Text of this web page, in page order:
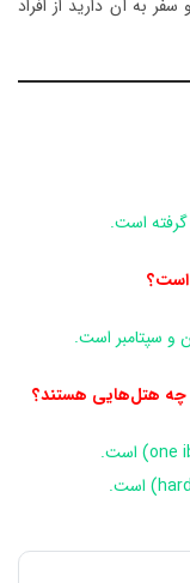
به آن دارید از افراد
گرفته است.
است؟
و سپتامبر است.
چه هتل‌هایی هستند؟